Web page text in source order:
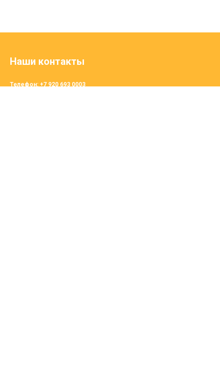
Наши контакты
Телефон: +7 920 693 0003